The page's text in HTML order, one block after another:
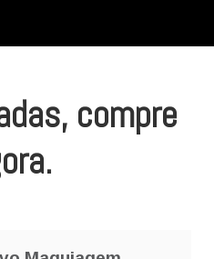
compre